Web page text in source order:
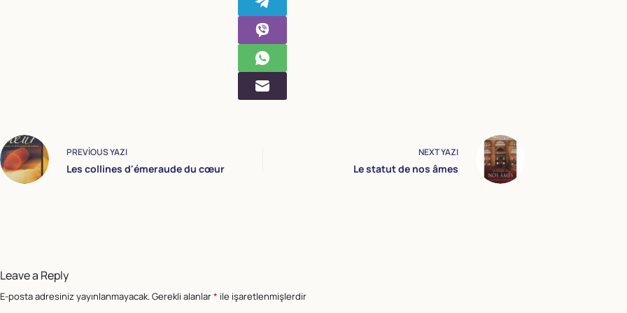
PREVIOUSYAZI
Les collines d'émeraude du cœur
NEXTYAZI
Le statut de nos âmes
Leave a Reply
E-posta adresiniz yayınlanmayacak. Gerekli alanlar* ile işaretlenmişlerdir